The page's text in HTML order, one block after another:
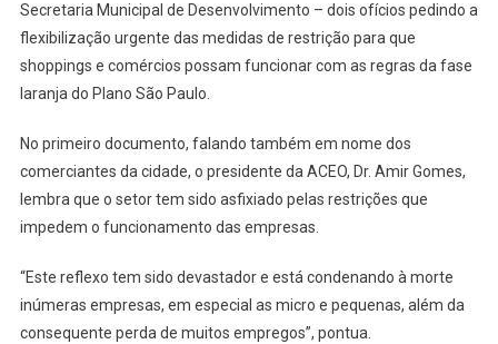
Comércio
De
Osasco
Laranja
Secretaria Municipal de Desenvolvimento – dois ofícios pedindo a
flexibilização urgente das medidas de restrição para que
shoppings e comércios possam funcionar com as regras da fase
laranja do Plano São Paulo.
No primeiro documento, falando também em nome dos
comerciantes da cidade, o presidente da ACEO, Dr. Amir Gomes,
lembra que o setor tem sido asfixiado pelas restrições que
impedem o funcionamento das empresas.
“Este reflexo tem sido devastador e está condenando à morte
inúmeras empresas, em especial as micro e pequenas, além da
consequente perda de muitos empregos”, pontua.